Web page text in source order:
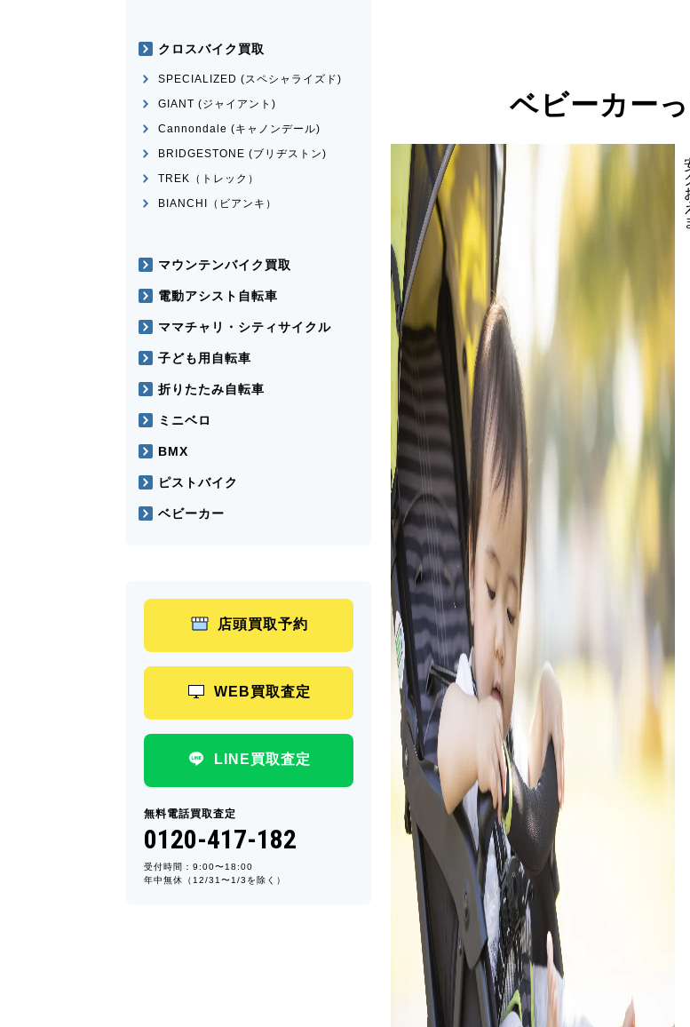
ベビーカー
クロスバイク買取
SPECIALIZED (スペシャライズド)
GIANT (ジャイアント)
Cannondale (キャノンデール)
BRIDGESTONE (ブリヂストン)
TREK（トレック）
BIANCHI（ビアンキ）
マウンテンバイク買取
電動アシスト自転車
ママチャリ・シティサイクル
子ども用自転車
折りたたみ自転車
ミニベロ
BMX
ピストバイク
ベビーカー
店頭買取予約
WEB買取査定
LINE買取査定
無料電話買取査定
0120-417-182
受付時間：9:00〜18:00
年中無休（12/31〜1/3を除く）